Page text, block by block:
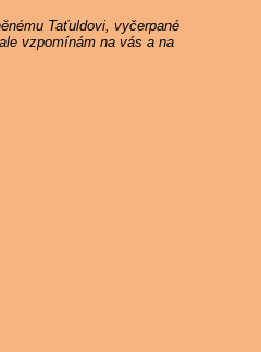
Taťuldovi, vyčerpané
vzpomínám na vás a na